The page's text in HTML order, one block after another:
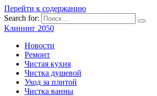
Перейти к содержанию
Search for:
Клининг 2050
Новости
Ремонт
Чистая кухня
Чистка душевой
Уход за плитой
Чистка ванны